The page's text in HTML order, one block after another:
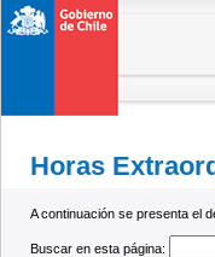
Horas
A continuación se presenta el
Buscar en esta página: